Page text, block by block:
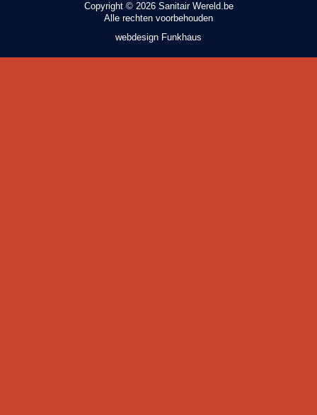
Copyright © 2026 Sanitair Wereld.be
Alle rechten voorbehouden
webdesign Funkhaus